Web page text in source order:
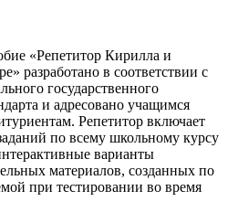
«Репетитор Кирилла и
разработано в соответствии с
государственного
и адресовано учащимся
Репетитор включает
по всему школьному курсу
варианты
материалов, созданных по
при тестировании во время